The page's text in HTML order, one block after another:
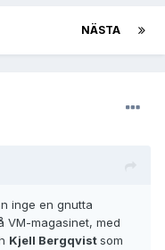
NÄSTA
inge en gnutta
VM-magasinet, med
Kjell Bergqvistsom